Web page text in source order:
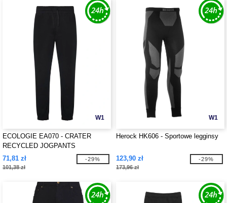
W1
ECOLOGIE EA070 - CRATER
RECYCLED JOGPANTS
71,81 zł
101,38 zł
-29%
W1
Herock HK606 - Sportowe legginsy
123,90 zł
173,96 zł
-29%